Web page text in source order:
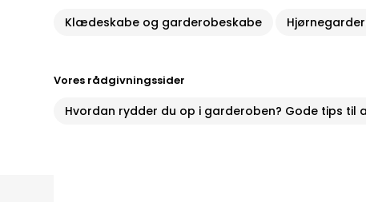
Klædeskabe og garderobeskabe
Vores rådgivningssider
Hvordan rydder du op i garderoben? Gode tips til